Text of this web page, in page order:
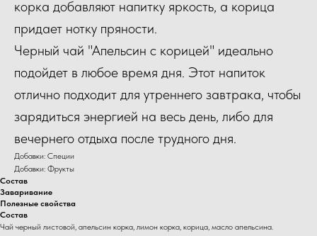
корка добавляют напитку яркость, а корица
придает нотку пряности.
Черный чай "Апельсин с корицей" идеально
подойдет в любое время дня. Этот напиток
отлично подходит для утреннего завтрака, чтобы
зарядиться энергией на весь день, либо для
вечернего отдыха после трудного дня.
Добавки: Специи
Добавки: Фрукты
Состав
Заваривание
Полезные свойства
Состав
Чай черный листовой, апельсин корка, лимон корка, корица, масло апельсина.